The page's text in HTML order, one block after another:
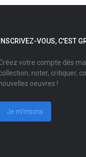
INSCRIVEZ-VOUS, C'EST
votre compte dès
noter, critiquer,
oeuvres !
Je m'inscris